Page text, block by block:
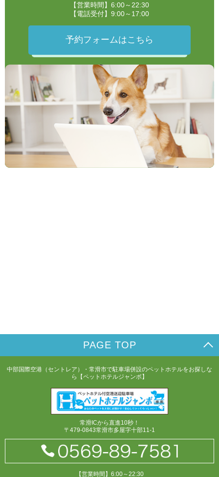
【営業時間】6:00～22:30
【電話受付】9:00～17:00
予約フォームはこちら
PAGE TOP
中部国際空港（セントレア）・常滑市で駐車場併設のペットホテルをお探しな
ら【ペットホテルジャンボ】
常滑ICから直進10秒！
〒479-0843常滑市多屋字十部11-1
【営業時間】6:00～22:30